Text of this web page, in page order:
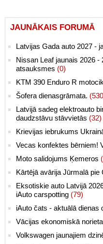
JAUNĀKAIS FORUMĀ
Latvijas Gada auto 2027 -
Nissan Leaf jaunais 2026 -
atsauksmes (0)
KTM 390 Enduro R
Šofera dienasgrāmata.
Latvijā sadeg elektroauto
daudzstāvu stāvvietās (32)
Krievijas iebrukums
Vecas konfektes bērniem!
Moto salidojums Ķemeros
Kārtējā avārija Jūrmalā pie
Eksotiskie auto Latvijā
iAuto carspotting (79)
iAuto čats - aktuālā dienas
Vācijas ekonomiskā
Volkswagen jaunajiem